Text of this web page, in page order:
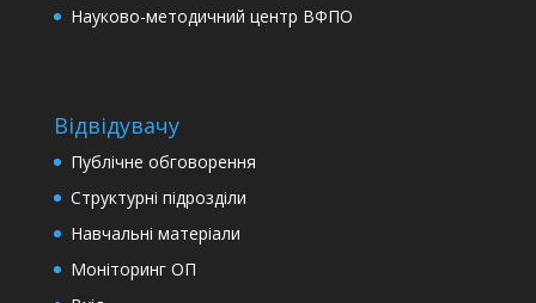
Науково-методичний центр ВФПО
Відвідувачу
Публічне обговорення
Структурні підрозділи
Навчальні матеріали
Моніторинг ОП